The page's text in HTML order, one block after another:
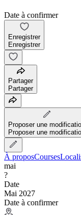
Date à confirmer
Enregistrer
Enregistrer
Partager
Partager
Proposer une
Proposer une
À proposCourses
mai
?
Date
Mai 2027
Date à confirmer